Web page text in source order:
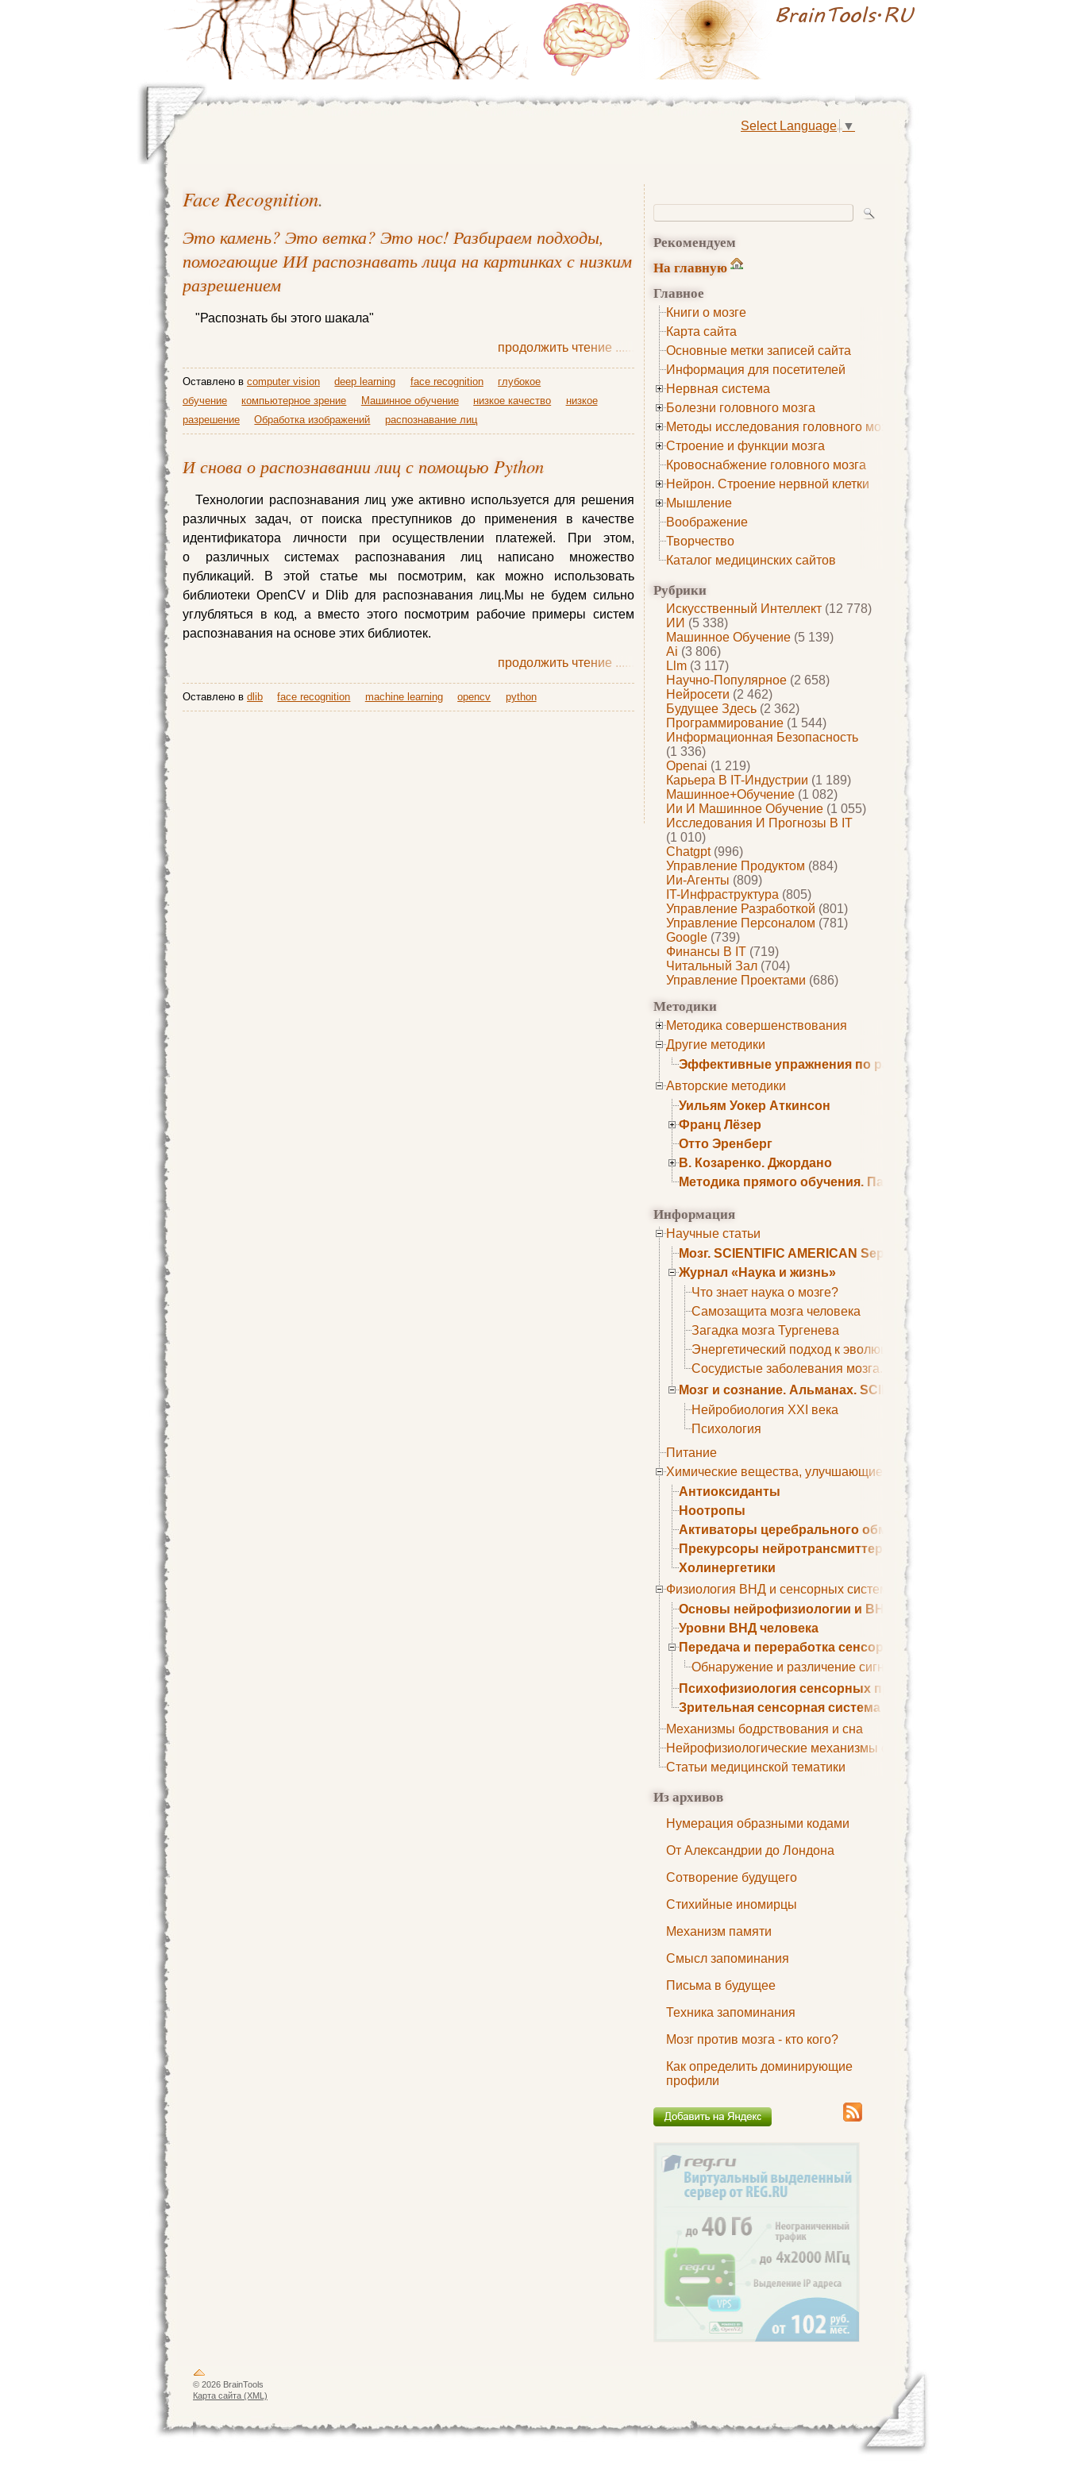
Select Language ▼
Рекомендуем
На главную
Главное
Книги о мозге
Карта сайта
Основные метки записей сайта
Информация для посетителей
Нервная система
Болезни головного мозга
Методы исследования головного мозга
Строение и функции мозга
Кровоснабжение головного мозга
Нейрон. Строение нервной клетки
Мышление
Воображение
Творчество
Каталог медицинских сайтов
Рубрики
Искусственный Интеллект (12 778)
ИИ (5 338)
Машинное Обучение (5 139)
Ai (3 806)
Llm (3 117)
Научно-Популярное (2 658)
Нейросети (2 462)
Будущее Здесь (2 362)
Программирование (1 544)
Информационная Безопасность
(1 336)
Openai (1 219)
Карьера В IT-Индустрии (1 189)
Машинное+обучение (1 082)
Ии И Машинное Обучение (1 055)
Исследования И Прогнозы В IT
(1 010)
Chatgpt(996)
Управление Продуктом (884)
Ии-Агенты (809)
IT-Инфраструктура (805)
Управление Разработкой (801)
Управление Персоналом (781)
Google (739)
Финансы В IT (719)
Читальный Зал (704)
Управление Проектами (686)
Методики
Методика совершенствования
Другие методики
Эффективные упражнения по развитию памяти
Авторские методики
Уильям Уокер Аткинсон
Франц Лёзер
Отто Эренберг
В. Козаренко. Джордано
Методика прямого обучения. Пауль Шелли
Информация
Научные статьи
Мозг. SCIENTIFIC AMERICAN September 1979
Журнал «Наука и жизнь»
Что знает наука о мозге?
Самозащита мозга человека
Загадка мозга Тургенева
Энергетический подход к эволюции мозга
Сосудистые заболевания мозга. Все может начаться с
Мозг и сознание. Альманах. SCIENTIFIC AMERICAN
Нейробиология XXI века
Психология
Питание
Химические вещества, улучшающие умственные способности
Антиоксиданты
Ноотропы
Активаторы церебрального обмена веществ
Прекурсоры нейротрансмиттеров
Холинергетики
Физиология ВНД и сенсорных систем
Основы нейрофизиологии и ВНД
Уровни ВНД человека
Передача и переработка сенсорных сигналов
Обнаружение и различение сигналов. Сенсорная рецепция
Психофизиология сенсорных процессов
Зрительная сенсорная система
Механизмы бодрствования и сна
Нейрофизиологические механизмы сна
Статьи медицинской тематики
Из архивов
Нумерация образными кодами
От Александрии до Лондона
Сотворение будущего
Стихийные иномирцы
Механизм памяти
Смысл запоминания
Письма в будущее
Техника запоминания
Мозг против мозга - кто кого?
Как определить доминирующие
профили
Face Recognition.
Это камень? Это ветка? Это нос! Разбираем подходы,
помогающие ИИ распознавать лица на картинках с низким
разрешением
"Распознать бы этого шакала"
продолжить чтение ......
Оставлено в computer vision deep learning face recognition
глубокое
обучение
компьютерное зрение Машинное обучение низкое качество
низкое
разрешение
Обработка изображений распознавание лиц
И снова о распознавании лиц с помощью Python
Технологии распознавания лиц уже активно используется для решения
различных задач, от поиска преступников до применения в качестве
идентификатора личности при осуществлении платежей. При этом,
о различных системах распознавания лиц написано множество
публикаций. В этой статье мы посмотрим, как можно использовать
библиотеки OpenCV и Dlib для распознавания лиц.Мы не будем сильно
углубляться в код, а вместо этого посмотрим рабочие примеры систем
распознавания на основе этих библиотек.
продолжить чтение ......
Оставлено в dlib face recognition machine learning opencv python
© 2026 BrainTools
Карта сайта (XML)